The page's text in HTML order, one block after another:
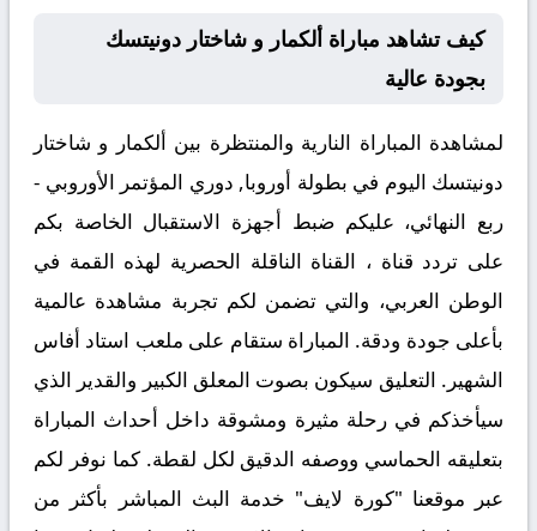
كيف تشاهد مباراة ألكمار و شاختار دونيتسك
بجودة عالية
لمشاهدة المباراة النارية والمنتظرة بين ألكمار و شاختار
دونيتسك اليوم في بطولة أوروبا, دوري المؤتمر الأوروبي -
ربع النهائي، عليكم ضبط أجهزة الاستقبال الخاصة بكم
على تردد قناة ، القناة الناقلة الحصرية لهذه القمة في
الوطن العربي، والتي تضمن لكم تجربة مشاهدة عالمية
بأعلى جودة ودقة. المباراة ستقام على ملعب استاد أفاس
الشهير. التعليق سيكون بصوت المعلق الكبير والقدير الذي
سيأخذكم في رحلة مثيرة ومشوقة داخل أحداث المباراة
بتعليقه الحماسي ووصفه الدقيق لكل لقطة. كما نوفر لكم
عبر موقعنا "كورة لايف" خدمة البث المباشر بأكثر من